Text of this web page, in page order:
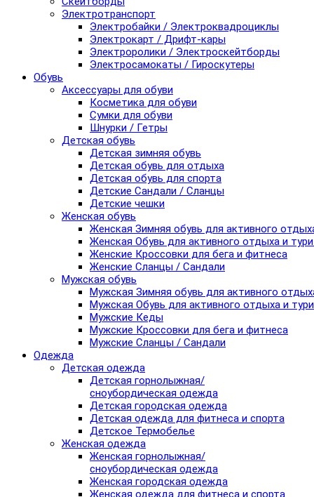
Электротранспорт
Электробайки / Электроквадроциклы
Электрокарт / Дрифт-кары
Электроролики / Электроскейтборды
Электросамокаты / Гироскутеры
Обувь
Аксессуары для обуви
Косметика для обуви
Сумки для обуви
Шнурки / Гетры
Детская обувь
Детская зимняя обувь
Детская обувь для отдыха
Детская обувь для спорта
Детские Сандали / Сланцы
Детские чешки
Женская обувь
Женская Зимняя обувь для активного
Женская Обувь для активного отдыха и
Женские Кроссовки для бега и фитнеса
Женские Сланцы / Сандали
Мужская обувь
Мужская Зимняя обувь для активного
Мужская Обувь для активного отдыха и
Мужские Кеды
Мужские Кроссовки для бега и фитнеса
Мужские Сланцы / Сандали
Одежда
Детская одежда
Детская горнолыжная/
сноубордическая одежда
Детская городская одежда
Детская одежда для фитнеса и спорта
Детское Термобелье
Женская одежда
Женская горнолыжная/
сноубордическая одежда
Женская городская одежда
Женская одежда для фитнеса и спорта